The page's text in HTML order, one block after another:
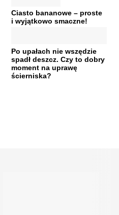
Ciasto bananowe – proste
i wyjątkowo smaczne!
Po upałach nie wszędzie
spadł deszcz. Czy to dobry
moment na uprawę
ścierniska?